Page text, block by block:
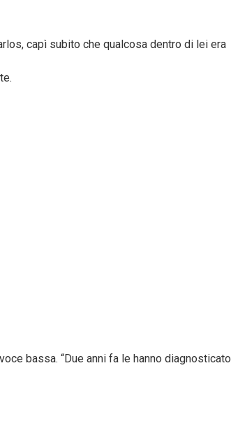
capì subito che qualcosa dentro di lei era
bassa. “Due anni fa le hanno diagnosticato